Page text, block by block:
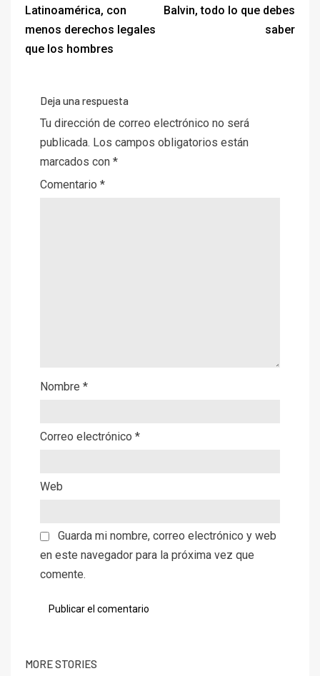
Latinoamérica, con
menos derechos legales
que los hombres
Balvin, todo lo que debes
saber
Deja una respuesta
Tu dirección de correo electrónico no será
publicada. Los campos obligatorios están
marcados con *
Comentario *
Nombre *
Correo electrónico *
Web
Guarda mi nombre, correo electrónico y web
en este navegador para la próxima vez que
comente.
MORE STORIES